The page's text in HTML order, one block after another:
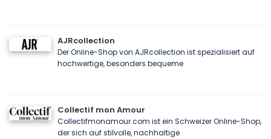
AJRcollection
Der Online-Shop von AJRcollection ist spezialisiert auf
hochwertige, besonders bequeme
Collectif mon Amour
Collectifmonamour.com ist ein Schweizer Online-Shop,
der sich auf stilvolle, nachhaltige